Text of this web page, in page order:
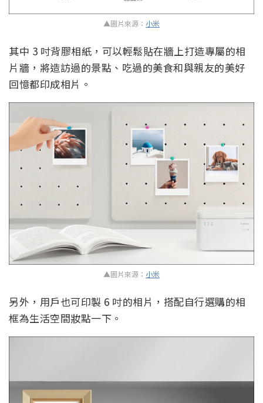
▲圖片來源： 小米
其中 3 吋背膠相紙，可以輕鬆貼在牆上打造專屬的相
片牆，將造訪過的景點、吃過的美食和與親友的美好
回憶都印成相片。
▲圖片來源： 小米
另外，用戶也可印製 6 吋的相片，搭配自行選購的相
框為生活空間妝點一下。